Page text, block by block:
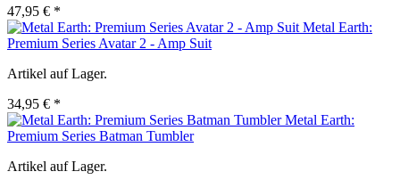
47,95 € *
Metal Earth:
Premium Series Avatar 2 - Amp Suit
Artikel auf Lager.
34,95 € *
Metal Earth:
Premium Series Batman Tumbler
Artikel auf Lager.